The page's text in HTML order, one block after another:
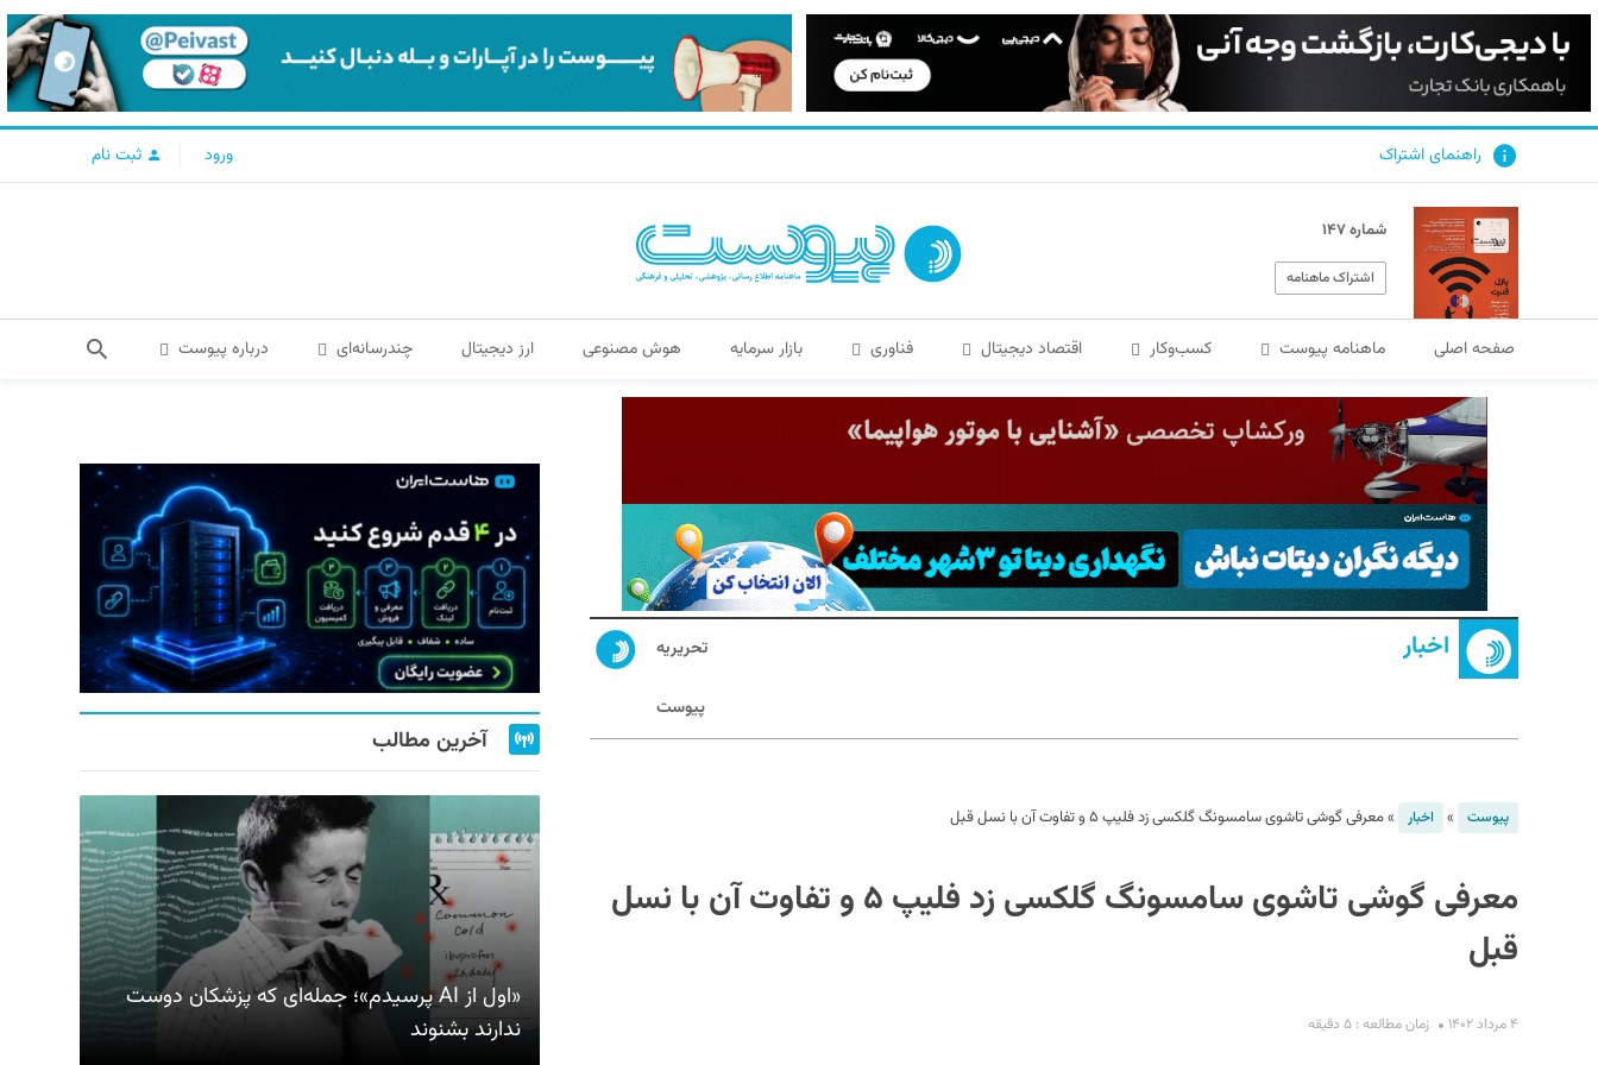
راهنمای اشتراک ورود ثبت نام
شماره ۱۴۷
اشتراک ماهنامه
صفحه اصلی ماهنامه پیوست کسب‌و‌کار اقتصاد دیجیتال فناوری بازار سرمایه هوش مصنوعی ارز دیجیتال چندرسانه‌ای درباره پیوست
اخبار تحریریه
پیوست
پیوست » اخبار »معرفی گوشی تاشوی سامسونگ گلکسی زد فلیپ ۵ و تفاوت آن با نسل قبل
معرفی گوشی تاشوی سامسونگ گلکسی زد فلیپ ۵ و تفاوت آن با نسل
قبل
۴ مرداد ۱۴۰۲ زمان مطالعه : ۵ دقیقه
آخرین مطالب
«اول از AI پرسیدم»؛ جمله‌ای که پزشکان دوست
ندارند بشنوند